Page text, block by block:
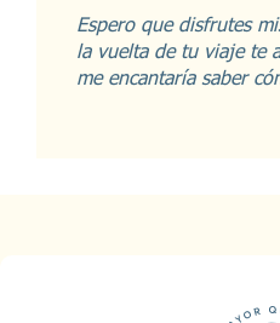
Espero que disfrutes
la vuelta de tu viaje te
me encantaría saber